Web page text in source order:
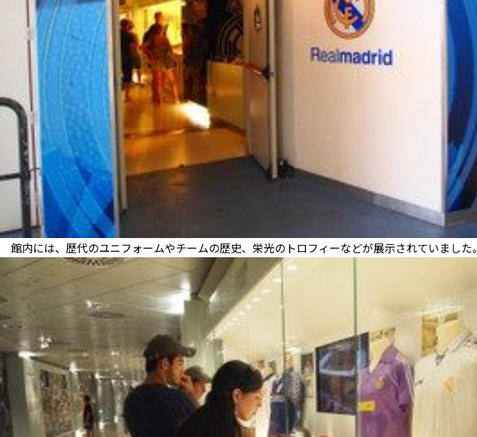
館内には、歴代のユニフォームやチームの歴史、栄光のトロフィーなどが展示されていました。